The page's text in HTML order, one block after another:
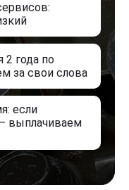
2 года по
за свои слова
если
выплачиваем